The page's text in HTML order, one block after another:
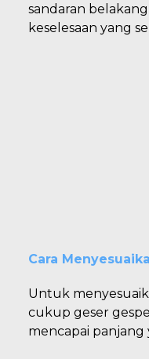
sandaran
keselesaan yang
Cara
Untuk
cukup geser
mencapai panjang